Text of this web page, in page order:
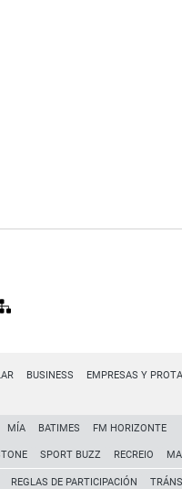
BUSINESS EMPRESAS Y
MÍA BATIMES FM HORIZONTE
SPORT BUZZ RECREIO
REGLAS DE PARTICIPACIÓN